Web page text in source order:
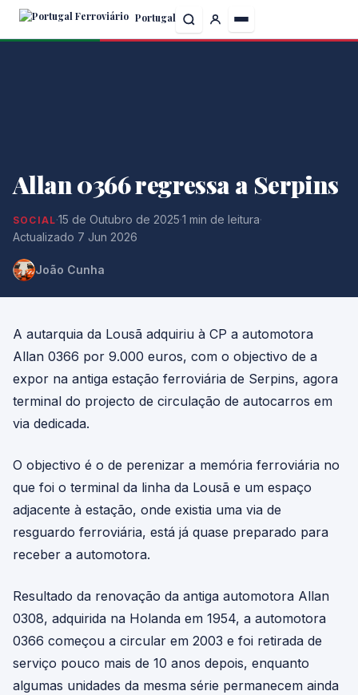
Skip
Portugal
Allan 0366 regressa a Serpins
SOCIAL·15 de Outubro de 2025·1 min de leitura·
Actualizado 7 Jun 2026
João Cunha
A autarquia da Lousã adquiriu à CP a automotora
Allan 0366 por 9.000 euros, com o objectivo de a
expor na antiga estação ferroviária de Serpins, agora
terminal do projecto de circulação de autocarros em
via dedicada.
O objectivo é o de perenizar a memória ferroviária no
que foi o terminal da linha da Lousã e um espaço
adjacente à estação, onde existia uma via de
resguardo ferroviária, está já quase preparado para
receber a automotora.
Resultado da renovação da antiga automotora Allan
0308, adquirida na Holanda em 1954, a automotora
0366 começou a circular em 2003 e foi retirada de
serviço pouco mais de 10 anos depois, enquanto
algumas unidades da mesma série permanecem ainda